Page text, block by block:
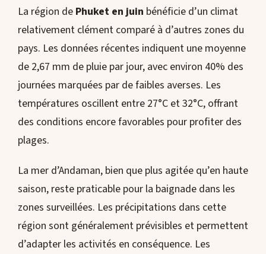
La région de Phuket en juin bénéficie d’un climat
relativement clément comparé à d’autres zones du
pays. Les données récentes indiquent une moyenne
de 2,67 mm de pluie par jour, avec environ 40% des
journées marquées par de faibles averses. Les
températures oscillent entre 27°C et 32°C, offrant
des conditions encore favorables pour profiter des
plages.
La mer d’Andaman, bien que plus agitée qu’en haute
saison, reste praticable pour la baignade dans les
zones surveillées. Les précipitations dans cette
région sont généralement prévisibles et permettent
d’adapter les activités en conséquence. Les